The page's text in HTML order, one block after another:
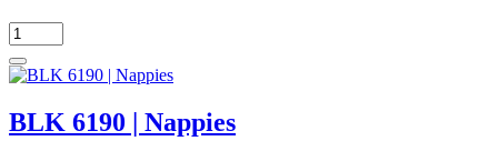
BLK 6190 | Nappies